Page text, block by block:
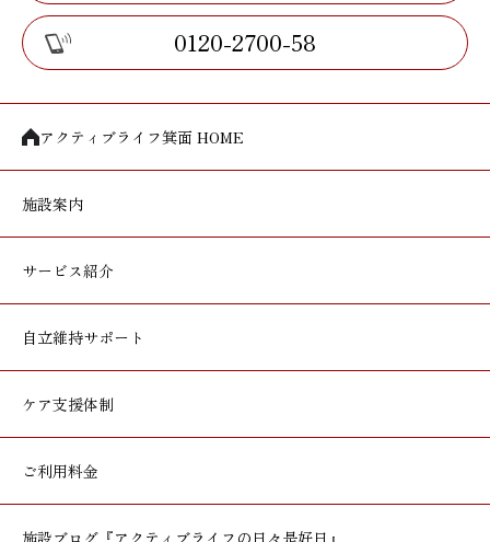
0120-2700-58
アクティブライフ箕面 HOME
施設案内
サービス紹介
自立維持サポート
ケア支援体制
ご利用料金